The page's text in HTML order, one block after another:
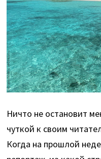
Ничто не остановит
чуткой к своим
Когда на прошлой